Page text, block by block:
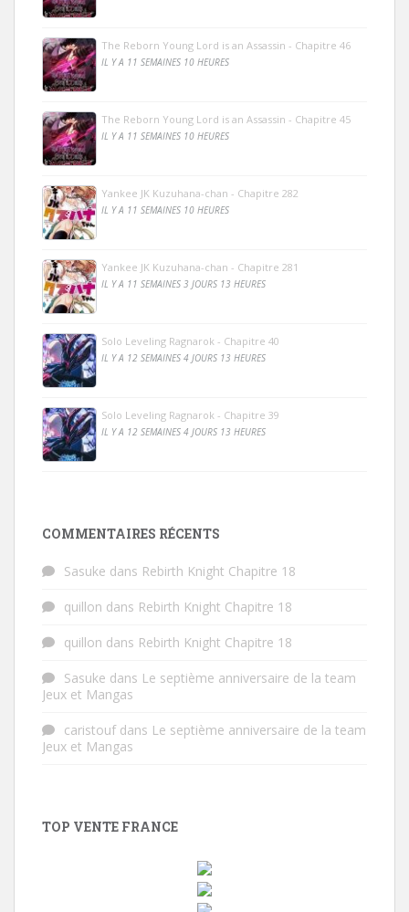
The Reborn Young Lord is an Assassin - Chapitre 46
IL Y A 11 SEMAINES 10 HEURES
The Reborn Young Lord is an Assassin - Chapitre 45
IL Y A 11 SEMAINES 10 HEURES
Yankee JK Kuzuhana-chan - Chapitre 282
IL Y A 11 SEMAINES 10 HEURES
Yankee JK Kuzuhana-chan - Chapitre 281
IL Y A 11 SEMAINES 3 JOURS 13 HEURES
Solo Leveling Ragnarok - Chapitre 40
IL Y A 12 SEMAINES 4 JOURS 13 HEURES
Solo Leveling Ragnarok - Chapitre 39
IL Y A 12 SEMAINES 4 JOURS 13 HEURES
COMMENTAIRES RÉCENTS
Sasuke dans Rebirth Knight Chapitre 18
quillon dans Rebirth Knight Chapitre 18
quillon dans Rebirth Knight Chapitre 18
Sasuke dans Le septième anniversaire de la team
Jeux et Mangas
caristoufdans Le septième anniversaire de la team
Jeux et Mangas
TOP VENTE FRANCE